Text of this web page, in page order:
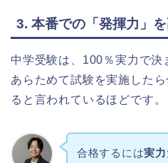
3. 本番での「発揮力」
中学受験は、100％実力で決
あらためて試験を実施した
ると言われているほどです。
合格するには実